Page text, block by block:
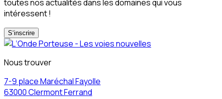
toutes nos actualités dans les domaines qui vous
intéressent !
S‘inscrire
Nous trouver
7-9 place Maréchal Fayolle
63000 Clermont Ferrand